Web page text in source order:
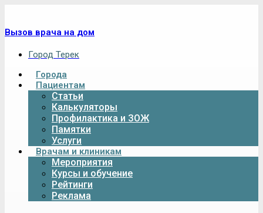
Вызов врача на дом
Город Терек
Города
Пациентам
Статьи
Калькуляторы
Профилактика и ЗОЖ
Памятки
Услуги
Врачам и клиникам
Мероприятия
Курсы и обучение
Рейтинги
Реклама